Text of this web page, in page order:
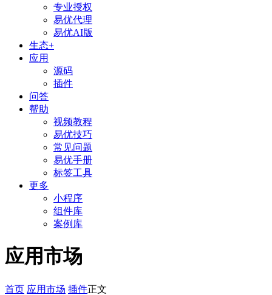
专业授权
易优代理
易优AI版
生态+
应用
源码
插件
问答
帮助
视频教程
易优技巧
常见问题
易优手册
标签工具
更多
小程序
组件库
案例库
应用市场
首页 应用市场 插件正文